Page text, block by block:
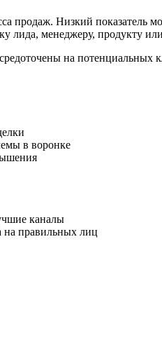
продаж. Низкий показатель
менеджеру, продукту
на потенциальных
в воронке
каналы
на правильных лиц